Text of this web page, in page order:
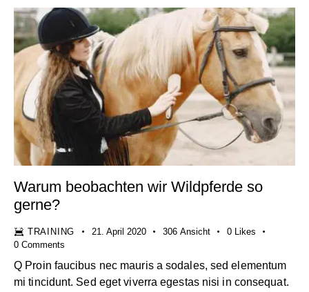
Warum beobachten wir Wildpferde so
gerne?
TRAINING 21. April 2020 306 Ansicht 0
Likes
0 Comments
Q Proin faucibus nec mauris a sodales, sed elementum
mi tincidunt. Sed eget viverra egestas nisi in consequat.